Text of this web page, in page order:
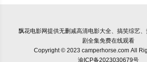
飘花电影网提供无删减高清电影大全、搞笑综艺
剧全集免费在线观看
Copyright © 2023 camperhorse.com All
渝ICP备2023030679号